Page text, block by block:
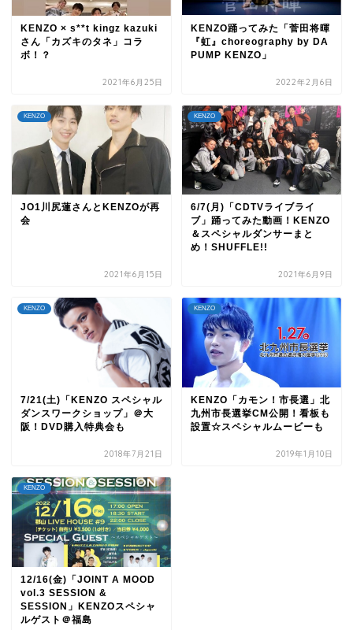
KENZO × s**t kingz kazuki
さん「カズキのタネ」コラ
ボ！？
2021年6月25日
KENZO踊ってみた「菅田将暉
『虹』choreography by DA
PUMP KENZO」
2022年2月6日
KENZO
JO1川尻蓮さんとKENZOが再
会
2021年6月15日
KENZO
6/7(月)「CDTVライブライ
ブ」踊ってみた動画！KENZO
＆スペシャルダンサーまと
め！SHUFFLE!!
2021年6月9日
KENZO
7/21(土)「KENZO スペシャル
ダンスワークショップ」＠大
阪！DVD購入特典会も
2018年7月21日
KENZO
KENZO「カモン！市長選」北
九州市長選挙CM公開！看板も
設置☆スペシャルムービーも
2019年1月10日
KENZO
12/16(金)「JOINT A MOOD
vol.3 SESSION &
SESSION」KENZOスペシャ
ルゲスト＠福島